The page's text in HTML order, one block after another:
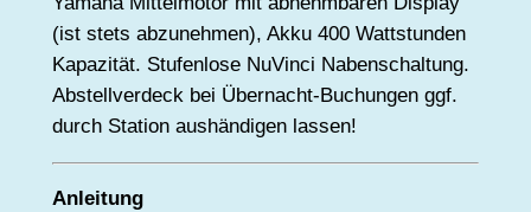
(ist stets abzunehmen), Akku 400 Wattstunden
Kapazität. Stufenlose NuVinci Nabenschaltung.
Abstellverdeck bei Übernacht-Buchungen ggf.
durch Station aushändigen lassen!
Anleitung